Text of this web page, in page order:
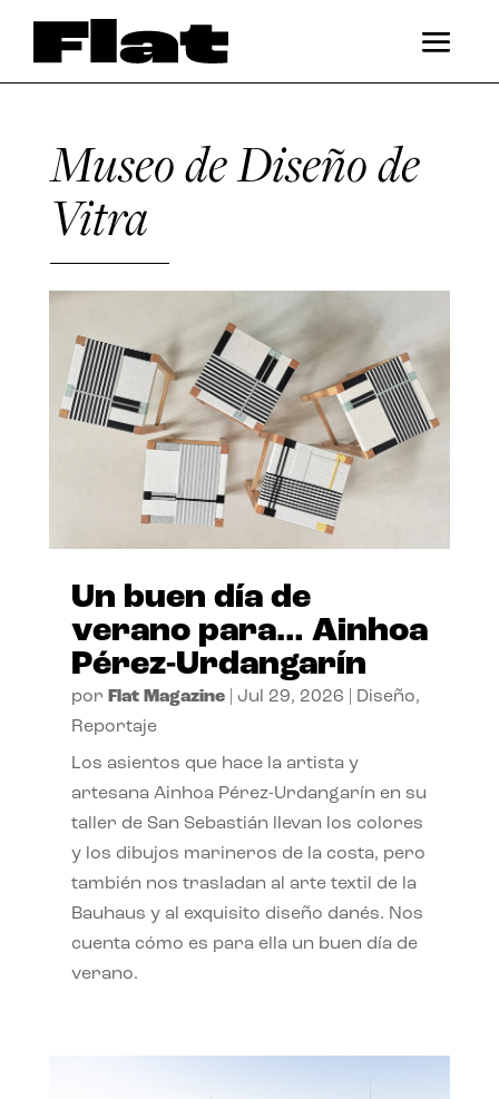
Museo de Diseño de
Vitra
Un buen día de
verano para… Ainhoa
Pérez-Urdangarín
por Flat Magazine| Jul 29, 2026 Diseño,
Reportaje
Los asientos que hace la artista y
artesana Ainhoa Pérez-Urdangarín en su
taller de San Sebastián llevan los colores
y los dibujos marineros de la costa, pero
también nos trasladan al arte textil de la
Bauhaus y al exquisito diseño danés. Nos
cuenta cómo es para ella un buen día de
verano.